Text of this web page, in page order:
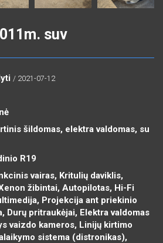
suv
/ 2021-07-12
šildomas, elektra valdomas, su
R19
vairas, Kritulių daviklis,
žibintai, Autopilotas, Hi-Fi
Projekcija ant priekinio
Durų pritraukėjai, Elektra valdomas
vaizdo kameros, Linijų kirtimo
sistema (distronikas),